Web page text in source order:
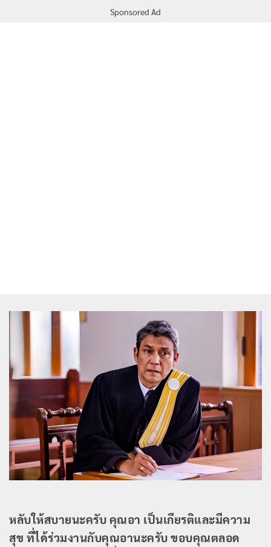
Sponsored Ad
หลับให้สบายนะครับ คุณอา เป็นเกียรติและมีความ
สุข ที่ได้ร่วมงานกับคุณอานะครับ ขอบคุณตลอด